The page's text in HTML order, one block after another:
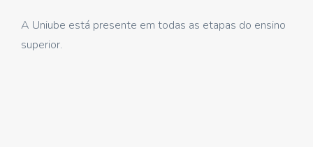
A Uniube está presente em todas as etapas do ensino
superior.